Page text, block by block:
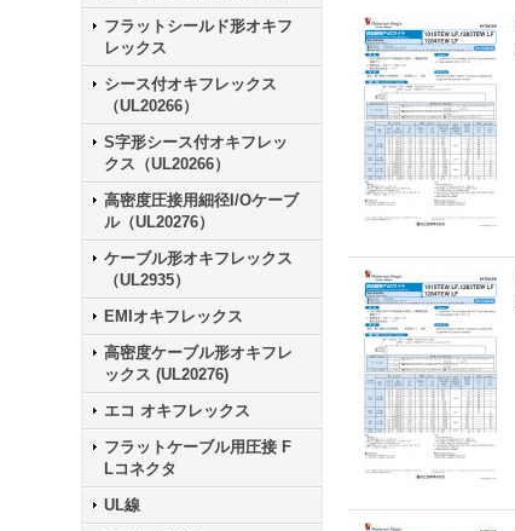
フラットシールド形オキフ
レックス
シース付オキフレックス
（UL20266）
S字形シース付オキフレッ
クス（UL20266）
高密度圧接用細径I/Oケーブ
ル（UL20276）
ケーブル形オキフレックス
（UL2935）
EMIオキフレックス
高密度ケーブル形オキフレ
ックス (UL20276)
エコ オキフレックス
フラットケーブル用圧接 F
Lコネクタ
UL線